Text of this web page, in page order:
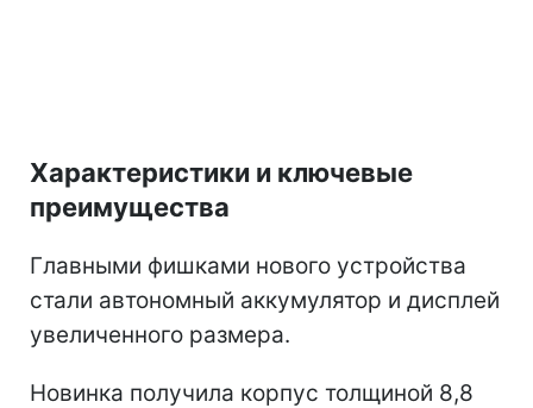
Характеристики и ключевые
преимущества
Главными фишками нового устройства
стали автономный аккумулятор и дисплей
увеличенного размера.
Новинка получила корпус толщиной 8,8